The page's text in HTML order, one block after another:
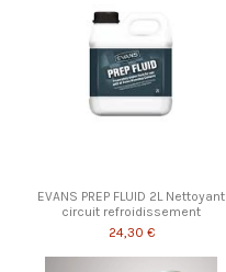
EVANS PREP FLUID 2L Nettoyant
circuit refroidissement
24,30 €